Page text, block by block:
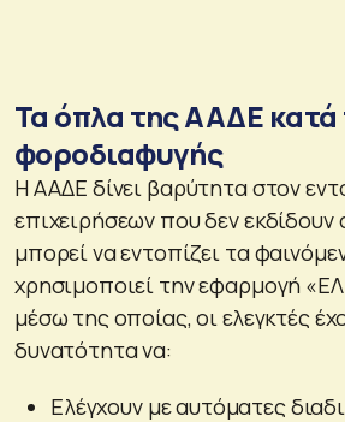
Τα όπλα της ΑΑΔΕ κατά
φοροδιαφυγής
Η ΑΑΔΕ δίνει βαρύτητα στον
επιχειρήσεων που δεν εκδίδουν
μπορεί να εντοπίζει τα
χρησιμοποιεί την εφαρμογή
μέσω της οποίας, οι ελεγκτές
δυνατότητα να:
Ελέγχουν με αυτόματες